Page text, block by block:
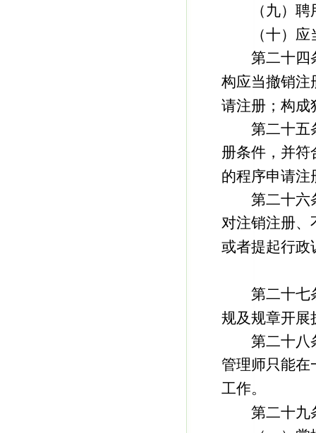
（九）聘
（十）应当
第二十四条
构应当撤销注
请注册；构成
第二十五条
册条件，并符
的程序申请注
第二十六条
对注销注册、
或者提起行政
第二十七条
规及规章开展
第二十八条
管理师只能在
工作。
第二十九